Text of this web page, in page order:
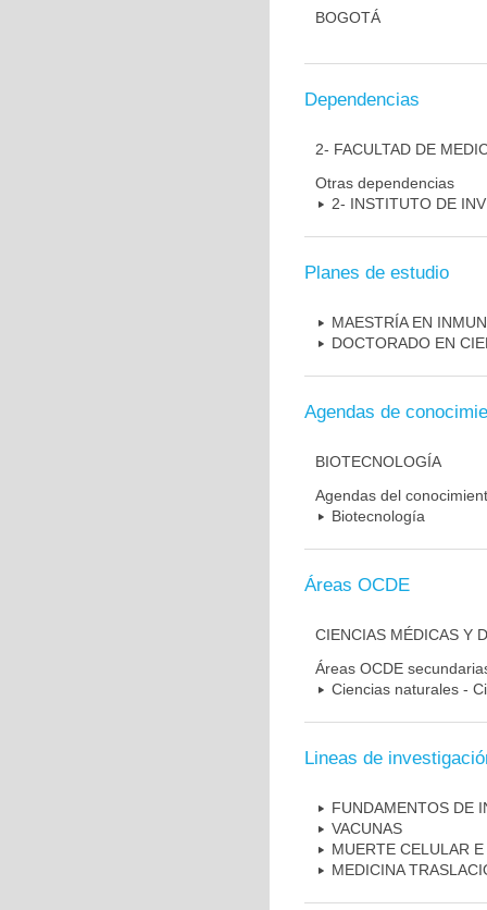
BOGOTÁ
Dependencias
2- FACULTAD DE
Otras dependencias
2- INSTITUTO DE
Planes de estudio
MAESTRÍA EN
DOCTORADO EN
Agendas de
BIOTECNOLOGÍA
Agendas del
Biotecnología
Áreas OCDE
CIENCIAS MÉDICAS Y
Áreas OCDE
Ciencias naturales -
Lineas de
FUNDAMENTOS DE
VACUNAS
MUERTE CELULAR
MEDICINA